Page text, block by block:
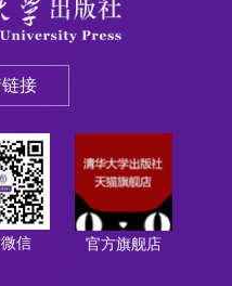
接
信 官方旗舰店